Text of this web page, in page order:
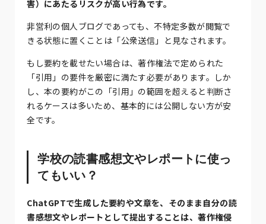
害）にあたるリスクが高い行為です。
非営利の個人ブログであっても、不特定多数が閲覧で
きる状態に置くことは「公衆送信」と見なされます。
もし要約を載せたい場合は、著作権法で定められた
「引用」の要件を厳密に満たす必要があります。しか
し、本の要約がこの「引用」の範囲を超えると判断さ
れるケースは多いため、基本的には公開しない方が安
全です。
学校の読書感想文やレポートに使っ
てもいい？
ChatGPTで生成した要約や文章を、そのまま自分の読
書感想文やレポートとして提出することは、著作権侵